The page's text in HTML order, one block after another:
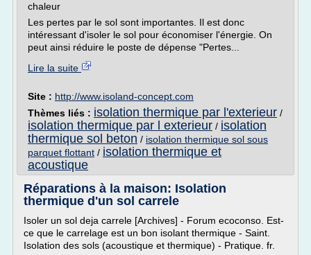
chaleur
Les pertes par le sol sont importantes. Il est donc
intéressant d'isoler le sol pour économiser l'énergie. On
peut ainsi réduire le poste de dépense "Pertes...
Lire la suite
Site : http://www.isoland-concept.com
Thèmes liés : isolation thermique par l'exterieur /
isolation thermique par l exterieur / isolation
thermique sol beton / isolation thermique sol sous
parquet flottant / isolation thermique et
acoustique
Réparations à la maison: Isolation
thermique d'un sol carrele
Isoler un sol deja carrele [Archives] - Forum ecoconso. Est-
ce que le carrelage est un bon isolant thermique - Saint.
Isolation des sols (acoustique et thermique) - Pratique. fr.